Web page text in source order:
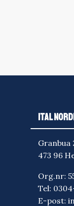
ITAL
Granbua
473 96
Org.nr:
Tel:
E-post: